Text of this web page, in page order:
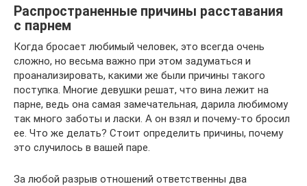
Распространенные причины расставания
с парнем
Когда бросает любимый человек, это всегда очень
сложно, но весьма важно при этом задуматься и
проанализировать, какими же были причины такого
поступка. Многие девушки решат, что вина лежит на
парне, ведь она самая замечательная, дарила любимому
так много заботы и ласки. А он взял и почему-то бросил
ее. Что же делать? Стоит определить причины, почему
это случилось в вашей паре.
За любой разрыв отношений ответственны два